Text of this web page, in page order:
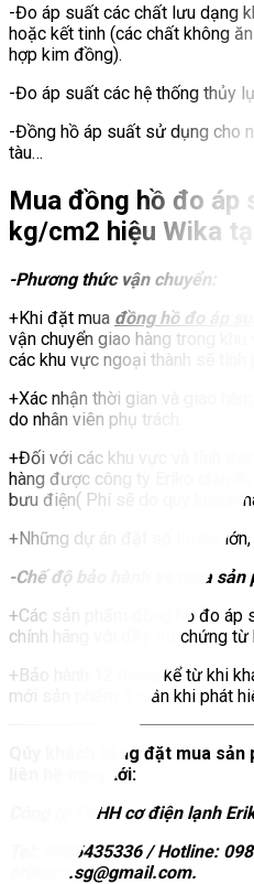
-Đo áp suất các chất lưu dạng
hoặc kết tinh (các chất không
hợp kim đồng).
-Đo áp suất các hệ thống thủy
-Đồng hồ áp suất sử dụng cho
tàu…
Mua đồng hồ đo áp
kg/cm2 hiệu Wika
-Phương thức vận chuyển:
+Khi đặt mua đồng hồ đo áp
vận chuyển giao hàng trong
các khu vực ngoại thành sẽ tính
+Xác nhận thời gian và giao
do nhân viên phụ trách.
+Đối với các khu vực và tỉnh
hàng được công ty Eriko
bưu điện( Phí sẽ do quý khách
+Những dự án đặt số lượng
-Chế độ bảo hành và mua sản
+Các sản phẩm đồng hồ đo áp
chính hãng với đầy đủ chứng từ
+Bảo hành 12 tháng kể từ khi
mới sản phẩm 1 tuần khi phát
Qúy khách hàng đặt mua
liên hệ ngay tới:
Công ty TNHH cơ điện lạnh
Tel: 0965435336 / Hotline:
erikovn.sg@gmail.com.